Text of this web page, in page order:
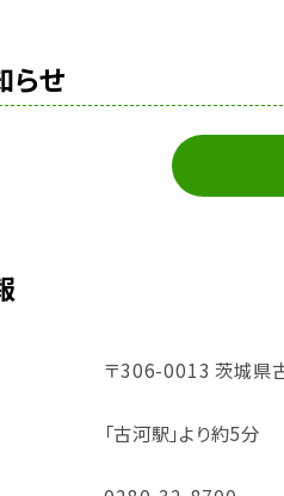
らせ
〒306-0013 茨城県
「古河駅」より約5分